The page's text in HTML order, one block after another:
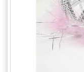
Családtagoknak
Barátnak/Barátnőnek